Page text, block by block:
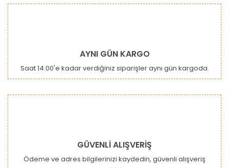
Bu ürüne ilk yorumu siz yapın!
Ürün açıklamasında eksik bilgiler bulunuyor.
Ürün bilgilerinde hatalar bulunuyor.
AYNI GÜN KARGO
Saat 14:00'e kadar verdiğiniz siparişler aynı gün kargoda.
GÜVENLİ ALIŞVERİŞ
Ödeme ve adres bilgilerinizi kaydedin, güvenli alışveriş